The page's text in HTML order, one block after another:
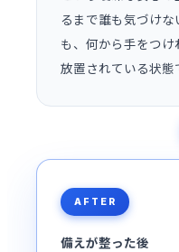
るまで誰も気づけ
も、何から手をつ
放置されている状態
AFTER
備えが整った後